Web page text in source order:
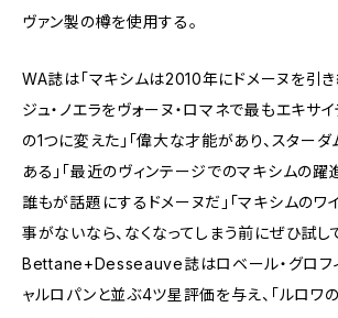
ヴァン製の樽を使用する。
WA誌は「マキシムは2010年にドメーヌを引き
ジュ・ノエラをヴォーヌ・ロマネで最もエキサ
の1つに変えた」「偉大な才能があり、スター
ある」「最近のヴィンテージでのマキシムの躍
誰もが話題にするドメーヌだ」「マキシムのワ
事がないなら、なくなってしまう前にぜひ試し
Bettane+Desseauve誌はロベール・グロフィ
ャルロパンと並ぶ4ツ星評価を与え、「ルロワ